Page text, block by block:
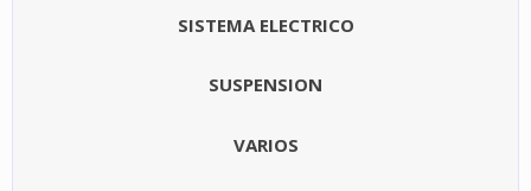
SISTEMA ELECTRICO
SUSPENSION
VARIOS